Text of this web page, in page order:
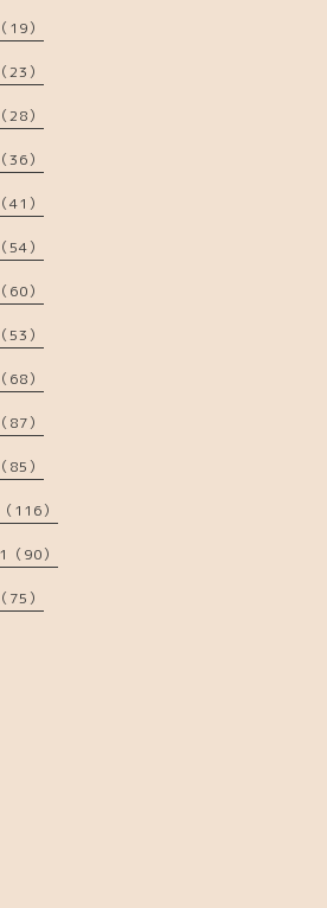
）
）
）
）
）
）
）
）
）
）
）
116）
90）
）